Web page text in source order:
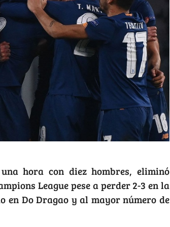
hora con diez hombres, eliminó
League pese a perder 2-3 en la
Do Dragao y al mayor número de